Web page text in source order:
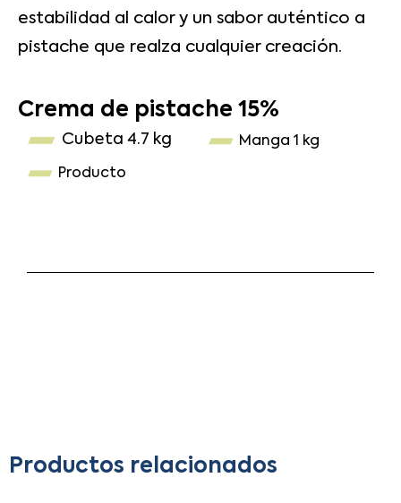
estabilidad al calor y un sabor auténtico a
pistache que realza cualquier creación.
Crema de pistache 15%
Cubeta 4.7 kg Manga 1 kg
Producto
Productos relacionados